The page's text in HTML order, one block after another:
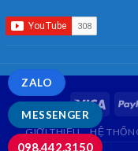
GIỚI THIỆU HỆ
MESSENGER
ZALO
098.442.3150